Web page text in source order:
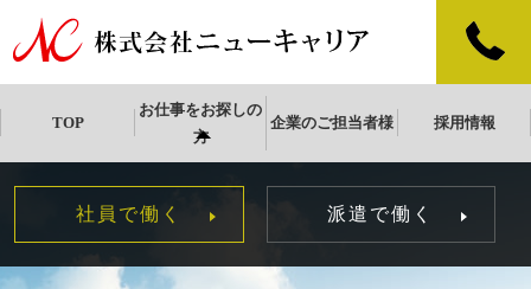
TOP
お仕事をお探しの
方
企業のご担当者様 採用情報
社員で働く 派遣で働く